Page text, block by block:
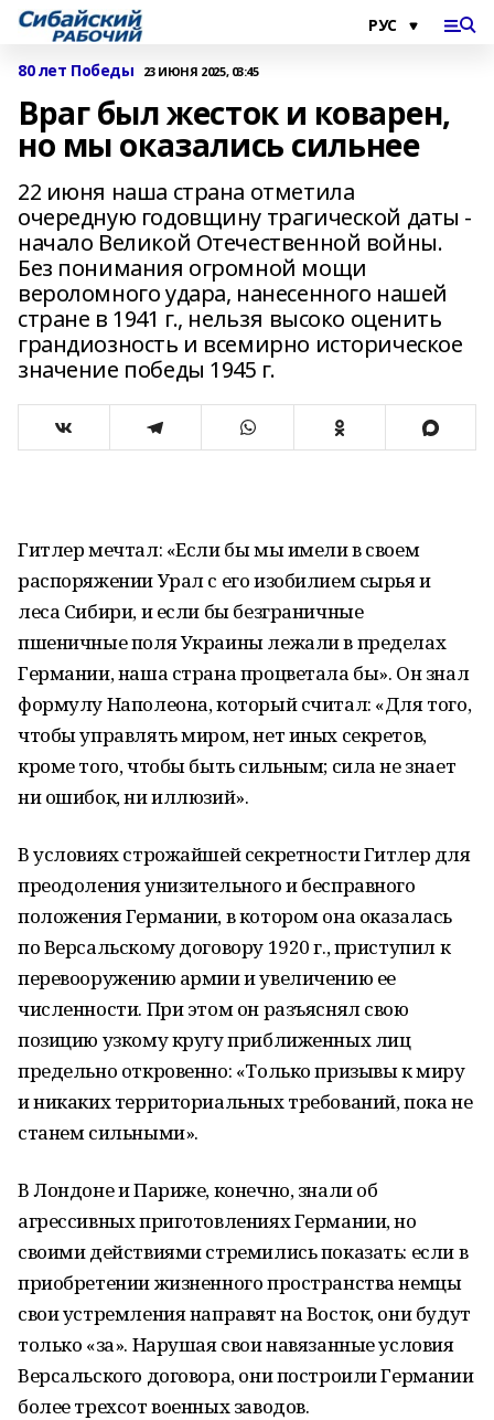
80 лет Победы 23 ИЮНЯ 2025, 03:45
Враг был жесток и коварен,
но мы оказались сильнее
22 июня наша страна отметила
очередную годовщину трагической даты -
начало Великой Отечественной войны.
Без понимания огромной мощи
вероломного удара, нанесенного нашей
стране в 1941 г., нельзя высоко оценить
грандиозность и всемирно историческое
значение победы 1945 г.
Гитлер мечтал: «Если бы мы имели в своем
распоряжении Урал с его изобилием сырья и
леса Сибири, и если бы безграничные
пшеничные поля Украины лежали в пределах
Германии, наша страна процветала бы». Он знал
формулу Наполеона, который считал: «Для того,
чтобы управлять миром, нет иных секретов,
кроме того, чтобы быть сильным; сила не знает
ни ошибок, ни иллюзий».
В условиях строжайшей секретности Гитлер для
преодоления унизительного и бесправного
положения Германии, в котором она оказалась
по Версальскому договору 1920 г., приступил к
перевооружению армии и увеличению ее
численности. При этом он разъяснял свою
позицию узкому кругу приближенных лиц
предельно откровенно: «Только призывы к миру
и никаких территориальных требований, пока не
станем сильными».
В Лондоне и Париже, конечно, знали об
агрессивных приготовлениях Германии, но
своими действиями стремились показать: если в
приобретении жизненного пространства немцы
свои устремления направят на Восток, они будут
только «за». Нарушая свои навязанные условия
Версальского договора, они построили Германии
более трехсот военных заводов.